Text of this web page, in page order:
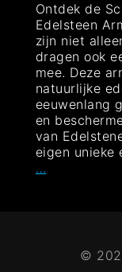
Ontdek de
Edelsteen
zijn niet
dragen ook
mee. Deze
natuurlijke
eeuwenlang
en
van
eigen unieke
…
Prachtige
Edelsteen
©